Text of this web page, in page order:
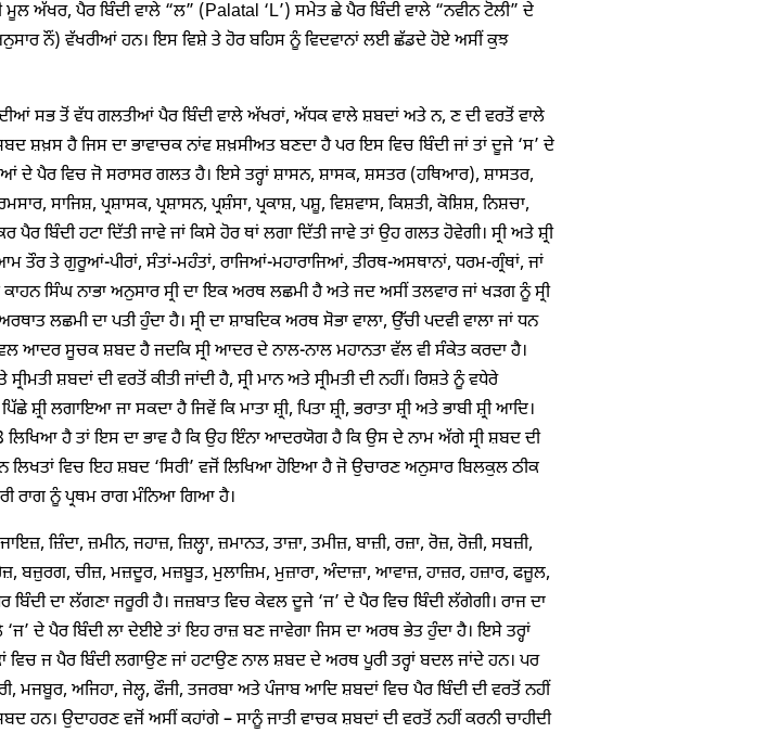
ਅੱਖਰ, ਪੈਰ ਬਿੰਦੀ ਵਾਲੇ “ਲ” (Palatal ‘L’) ਸਮੇਤ ਛੇ ਪੈਰ ਬਿੰਦੀ ਵਾਲੇ “ਨਵੀਨ ਟੋਲੀ” ਦੇ
ਨੌਂ) ਵੱਖਰੀਆਂ ਹਨ। ਇਸ ਵਿਸ਼ੇ ਤੇ ਹੋਰ ਬਹਿਸ ਨੂੰ ਵਿਦਵਾਨਾਂ ਲਈ ਛੱਡਦੇ ਹੋਏ ਅਸੀਂ ਕੁਝ
ਸਭ ਤੋਂ ਵੱਧ ਗਲਤੀਆਂ ਪੈਰ ਬਿੰਦੀ ਵਾਲੇ ਅੱਖਰਾਂ, ਅੱਧਕ ਵਾਲੇ ਸ਼ਬਦਾਂ ਅਤੇ ਨ, ਣ ਦੀ ਵਰਤੋਂ ਵਾਲੇ
ਸ਼ਖ਼ਸ ਹੈ ਜਿਸ ਦਾ ਭਾਵਾਚਕ ਨਾਂਵ ਸ਼ਖ਼ਸੀਅਤ ਬਣਦਾ ਹੈ ਪਰ ਇਸ ਵਿਚ ਬਿੰਦੀ ਜਾਂ ਤਾਂ ਦੂਜੇ ‘ਸ’ ਦੇ
ਦੇ ਪੈਰ ਵਿਚ ਜੋ ਸਰਾਸਰ ਗਲਤ ਹੈ। ਇਸੇ ਤਰ੍ਹਾਂ ਸ਼ਾਸਨ, ਸ਼ਾਸਕ, ਸ਼ਸਤਰ (ਹਥਿਆਰ), ਸ਼ਾਸਤਰ,
ਸਾਜਿਸ਼, ਪ੍ਰਸ਼ਾਸਕ, ਪ੍ਰਸ਼ਾਸਨ, ਪ੍ਰਸ਼ੰਸਾ, ਪ੍ਰਕਾਸ਼, ਪਸ਼ੂ, ਵਿਸ਼ਵਾਸ, ਕਿਸ਼ਤੀ, ਕੋਸ਼ਿਸ਼, ਨਿਸ਼ਚਾ,
ਬਿੰਦੀ ਹਟਾ ਦਿੱਤੀ ਜਾਵੇ ਜਾਂ ਕਿਸੇ ਹੋਰ ਥਾਂ ਲਗਾ ਦਿੱਤੀ ਜਾਵੇ ਤਾਂ ਉਹ ਗਲਤ ਹੋਵੇਗੀ। ਸ੍ਰੀ ਅਤੇ ਸ਼੍ਰੀ
ਤੌਰ ਤੇ ਗੁਰੂਆਂ-ਪੀਰਾਂ, ਸੰਤਾਂ-ਮਹੰਤਾਂ, ਰਾਜਿਆਂ-ਮਹਾਰਾਜਿਆਂ, ਤੀਰਥ-ਅਸਥਾਨਾਂ, ਧਰਮ-ਗ੍ਰੰਥਾਂ, ਜਾਂ
ਸਿੰਘ ਨਾਭਾ ਅਨੁਸਾਰ ਸ੍ਰੀ ਦਾ ਇਕ ਅਰਥ ਲਛਮੀ ਹੈ ਅਤੇ ਜਦ ਅਸੀਂ ਤਲਵਾਰ ਜਾਂ ਖੜਗ ਨੂੰ ਸ੍ਰੀ
ਅਰਥਾਤ ਲਛਮੀ ਦਾ ਪਤੀ ਹੁੰਦਾ ਹੈ। ਸ੍ਰੀ ਦਾ ਸ਼ਾਬਦਿਕ ਅਰਥ ਸੋਭਾ ਵਾਲਾ, ਉੱਚੀ ਪਦਵੀ ਵਾਲਾ ਜਾਂ ਧਨ
ਆਦਰ ਸੂਚਕ ਸ਼ਬਦ ਹੈ ਜਦਕਿ ਸ੍ਰੀ ਆਦਰ ਦੇ ਨਾਲ-ਨਾਲ ਮਹਾਨਤਾ ਵੱਲ ਵੀ ਸੰਕੇਤ ਕਰਦਾ ਹੈ।
ਸ਼ਬਦਾਂ ਦੀ ਵਰਤੋਂ ਕੀਤੀ ਜਾਂਦੀ ਹੈ, ਸ੍ਰੀ ਮਾਨ ਅਤੇ ਸ੍ਰੀਮਤੀ ਦੀ ਨਹੀਂ। ਰਿਸ਼ਤੇ ਨੂੰ ਵਧੇਰੇ
ਲਗਾਇਆ ਜਾ ਸਕਦਾ ਹੈ ਜਿਵੇਂ ਕਿ ਮਾਤਾ ਸ਼੍ਰੀ, ਪਿਤਾ ਸ਼੍ਰੀ, ਭਰਾਤਾ ਸ਼੍ਰੀ ਅਤੇ ਭਾਬੀ ਸ਼੍ਰੀ ਆਦਿ।
ਲਿਖਿਆ ਹੈ ਤਾਂ ਇਸ ਦਾ ਭਾਵ ਹੈ ਕਿ ਉਹ ਇੰਨਾ ਆਦਰਯੋਗ ਹੈ ਕਿ ਉਸ ਦੇ ਨਾਮ ਅੱਗੇ ਸ੍ਰੀ ਸ਼ਬਦ ਦੀ
ਲਿਖਤਾਂ ਵਿਚ ਇਹ ਸ਼ਬਦ ‘ਸਿਰੀ’ ਵਜੋਂ ਲਿਖਿਆ ਹੋਇਆ ਹੈ ਜੋ ਉਚਾਰਣ ਅਨੁਸਾਰ ਬਿਲਕੁਲ ਠੀਕ
ਰਾਗ ਨੂੰ ਪ੍ਰਥਮ ਰਾਗ ਮੰਨਿਆ ਗਿਆ ਹੈ।
ਜ਼ਿੰਦਾ, ਜ਼ਮੀਨ, ਜਹਾਜ਼, ਜ਼ਿਲ੍ਹਾ, ਜ਼ਮਾਨਤ, ਤਾਜ਼ਾ, ਤਮੀਜ਼, ਬਾਜ਼ੀ, ਰਜ਼ਾ, ਰੋਜ਼, ਰੋਜ਼ੀ, ਸਬਜ਼ੀ,
ਬਜ਼ੁਰਗ, ਚੀਜ਼, ਮਜ਼ਦੂਰ, ਮਜ਼ਬੂਤ, ਮੁਲਾਜ਼ਿਮ, ਮੁਜ਼ਾਰਾ, ਅੰਦਾਜ਼ਾ, ਆਵਾਜ਼, ਹਾਜ਼ਰ, ਹਜ਼ਾਰ, ਫਜ਼ੂਲ,
ਦਾ ਲੱਗਣਾ ਜਰੂਰੀ ਹੈ। ਜਜ਼ਬਾਤ ਵਿਚ ਕੇਵਲ ਦੂਜੇ ‘ਜ’ ਦੇ ਪੈਰ ਵਿਚ ਬਿੰਦੀ ਲੱਗੇਗੀ। ਰਾਜ ਦਾ
ਦੇ ਪੈਰ ਬਿੰਦੀ ਲਾ ਦੇਈਏ ਤਾਂ ਇਹ ਰਾਜ਼ ਬਣ ਜਾਵੇਗਾ ਜਿਸ ਦਾ ਅਰਥ ਭੇਤ ਹੁੰਦਾ ਹੈ। ਇਸੇ ਤਰ੍ਹਾਂ
ਵਿਚ ਜ ਪੈਰ ਬਿੰਦੀ ਲਗਾਉਣ ਜਾਂ ਹਟਾਉਣ ਨਾਲ ਸ਼ਬਦ ਦੇ ਅਰਥ ਪੂਰੀ ਤਰ੍ਹਾਂ ਬਦਲ ਜਾਂਦੇ ਹਨ। ਪਰ
ਮਜਬੂਰ, ਅਜਿਹਾ, ਜੇਲ੍ਹ, ਫੌਜੀ, ਤਜਰਬਾ ਅਤੇ ਪੰਜਾਬ ਆਦਿ ਸ਼ਬਦਾਂ ਵਿਚ ਪੈਰ ਬਿੰਦੀ ਦੀ ਵਰਤੋਂ ਨਹੀਂ
ਉਦਾਹਰਣ ਵਜੋਂ ਅਸੀਂ ਕਹਾਂਗੇ – ਸਾਨੂੰ ਜਾਤੀ ਵਾਚਕ ਸ਼ਬਦਾਂ ਦੀ ਵਰਤੋਂ ਨਹੀਂ ਕਰਨੀ ਚਾਹੀਦੀ